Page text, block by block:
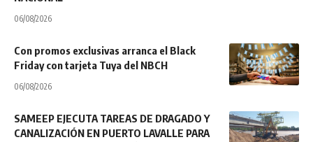
06/08/2026
Con promos exclusivas arranca el Black
Friday con tarjeta Tuya del NBCH
06/08/2026
SAMEEP EJECUTA TAREAS DE DRAGADO Y
CANALIZACIÓN EN PUERTO LAVALLE PARA